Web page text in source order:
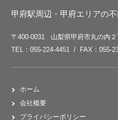
甲府駅周辺・甲府エリアの
〒400-0031 山梨県甲府市丸の内２
TEL：055-224-4451 / FAX：055-
ホーム
会社概要
プライバシーポリシー